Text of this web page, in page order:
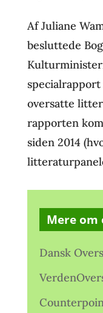
Af Juliane
besluttede
oversatte
rapporten
siden 2014
Mere
Dansk